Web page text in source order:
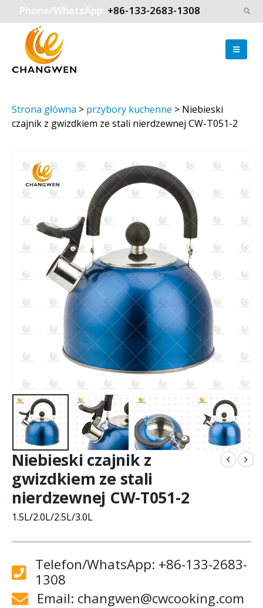
Phone/WhatsApp: +86-133-2683-1308
Strona główna > przybory kuchenne > Niebieski
czajnik z gwizdkiem ze stali nierdzewnej CW-T051-2
Niebieski czajnik z
gwizdkiem ze stali
nierdzewnej CW-T051-2
1.5L/2.0L/2.5L/3.0L
Telefon/WhatsApp: +86-133-2683-
1308
Email: changwen@cwcooking.com